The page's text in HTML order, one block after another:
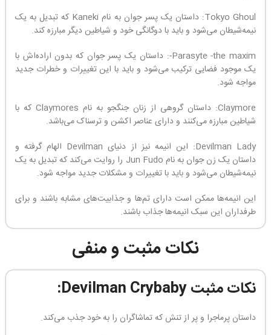
Tokyo Ghoul: داستان یک پسر جوان به نام Kaneki که تبدیل به یک
نیمه‌شیطان می‌شود و باید با دوگانگی خود و شیاطین دیگر مبارزه کند.
Parasyte -the maxim-: داستان یک پسر جوان که بدون اراده‌اش با
یک موجود فضایی ترکیب می‌شود و باید با این تغییرات و خطرات جدید
مواجه شود.
Claymore: داستان گروهی از زنان جنگجو به نام Claymores که با
شیاطین مبارزه می‌کنند و دارای عناصر اکشن و ترسناک می‌باشد.
Devilman Lady: این انیمه نیز از دنیای Devilman الهام گرفته و
داستان یک زن جوان به نام Jun Fudo را روایت می‌کند که تبدیل به یک
نیمه‌شیطان می‌شود و باید با تغییرات و مشکلات جدید مواجه شود.
این انیمه‌ها ممکن است دارای تم‌ها و جذابیت‌های مشابه باشند و برای
طرفداران این سبک انیمه‌ها جذاب باشند.
نکات مثبت و منفی
نکات مثبت Devilman Crybaby:
داستان پرماجرا و پر از تنش که تماشاگران را به خود جذب می‌کند.